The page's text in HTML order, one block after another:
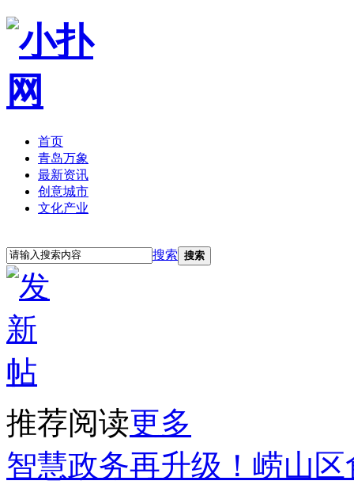
首页
青岛万象
最新资讯
创意城市
文化产业
搜索 搜索
推荐阅读更多
智慧政务再升级！崂山